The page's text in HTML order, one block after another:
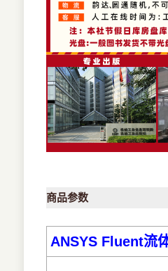
商品参数
ANSYS Fluent流